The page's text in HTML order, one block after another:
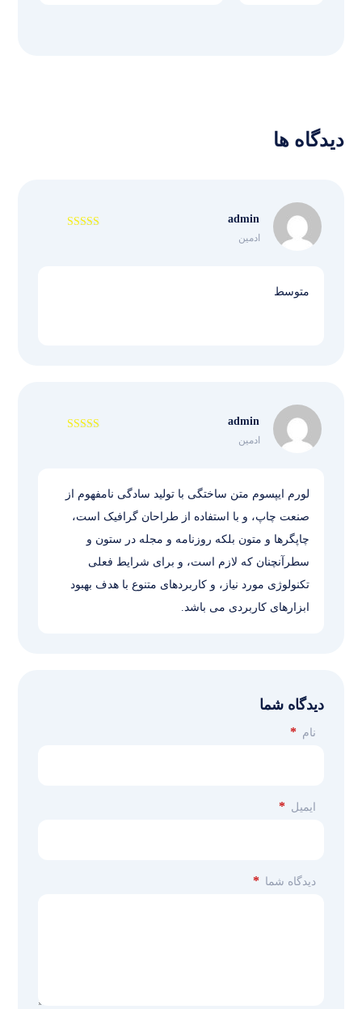
دیدگاه ها
ادمین
admin
متوسط
ادمین
admin
لورم ایپسوم متن ساختگی با تولید سادگی نامفهوم از
صنعت چاپ، و با استفاده از طراحان گرافیک است،
چاپگرها و متون بلکه روزنامه و مجله در ستون و
سطرآنچنان که لازم است، و برای شرایط فعلی
تکنولوژی مورد نیاز، و کاربردهای متنوع با هدف بهبود
ابزارهای کاربردی می باشد.
دیدگاه شما
دیدگاه شما *
نام *
ایمیل *